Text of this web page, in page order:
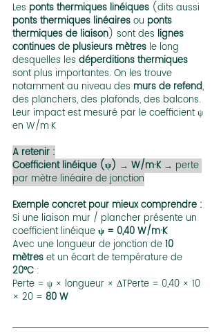
Les ponts thermiques linéiques (dits aussi
ponts thermiques linéaires ou ponts
thermiques de liaison) sont des lignes
continues de plusieurs mètres le long
desquelles les déperditions thermiques
sont plus importantes. On les trouve
notamment au niveau des murs de refend,
des planchers, des plafonds, des balcons.
Leur impact est mesuré par le coefficient ψ
en W/m·K
A retenir :
Coefficient linéique (ψ) → W/m·K → perte
par mètre linéaire de jonction
Exemple concret pour mieux comprendre :
Si une liaison mur / plancher présente un
coefficient linéique ψ = 0,40 W/m·K
Avec une longueur de jonction de 10
mètres et un écart de température de
20°C :
Perte = ψ × longueur × ΔTPerte = 0,40 × 10
× 20 = 80 W